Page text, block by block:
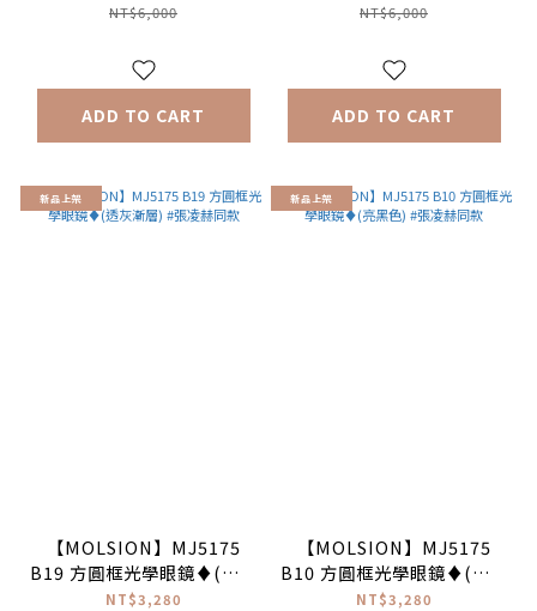
NT$6,000
ADD TO CART
NT$6,000
ADD TO CART
新品上架
【MOLSION】MJ5175
B19 方圓框光學眼鏡♦(透灰
漸層) #張凌赫同款
NT$3,280
新品上架
【MOLSION】MJ5175
B10 方圓框光學眼鏡♦(亮黑
色) #張凌赫同款
NT$3,280